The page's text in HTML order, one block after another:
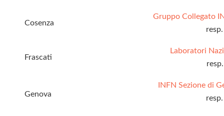
Cosenza
Gruppo Collegato
Frascati
Laboratori
Genova
INFN Sezione di